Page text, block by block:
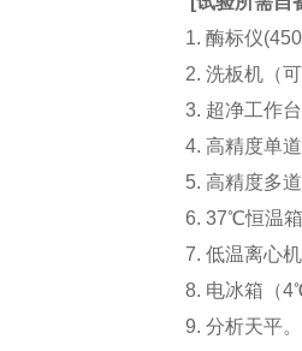
1. 酶标仪
2. 洗板机（
3. 超净工作
4. 高精度单
5. 高精度多
6. 37℃恒温
7. 低温离心
8. 电冰箱（
9. 分析天平。